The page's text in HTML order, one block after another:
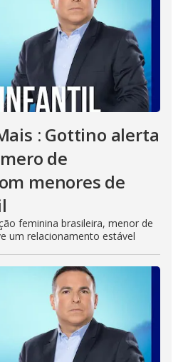
: Gottino alerta
de
menores de
feminina brasileira, menor de
um relacionamento estável